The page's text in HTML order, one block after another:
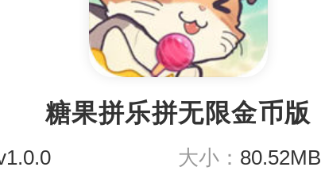
糖果拼乐拼无限金币版
大小： 80.52MB